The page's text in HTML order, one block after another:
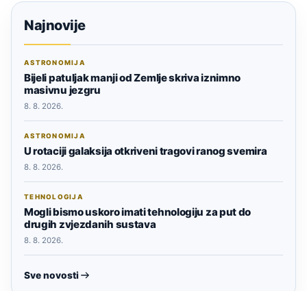
Najnovije
ASTRONOMIJA
Bijeli patuljak manji od Zemlje skriva iznimno
masivnu jezgru
8. 8. 2026.
ASTRONOMIJA
U rotaciji galaksija otkriveni tragovi ranog svemira
8. 8. 2026.
TEHNOLOGIJA
Mogli bismo uskoro imati tehnologiju za put do
drugih zvjezdanih sustava
8. 8. 2026.
Sve novosti